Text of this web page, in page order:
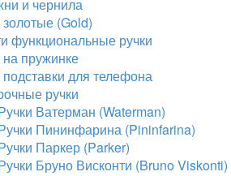
и чернила
золотые (Gold)
функциональные ручки
на пружинке
подставки для телефона
ручки
Ватерман (Waterman)
Пининфарина (Pininfarina)
Паркер (Parker)
Бруно Висконти (Bruno Viskonti)